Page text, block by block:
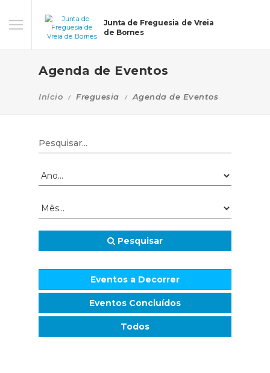
Junta de Freguesia de Vreia
de Bornes
Agenda de Eventos
Início Freguesia Agenda de Eventos
Pesquisar
Eventos a Decorrer
Eventos Concluídos
Todos